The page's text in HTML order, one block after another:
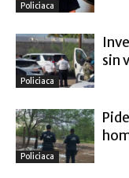
Policiaca
Policiaca
sin
Policiaca